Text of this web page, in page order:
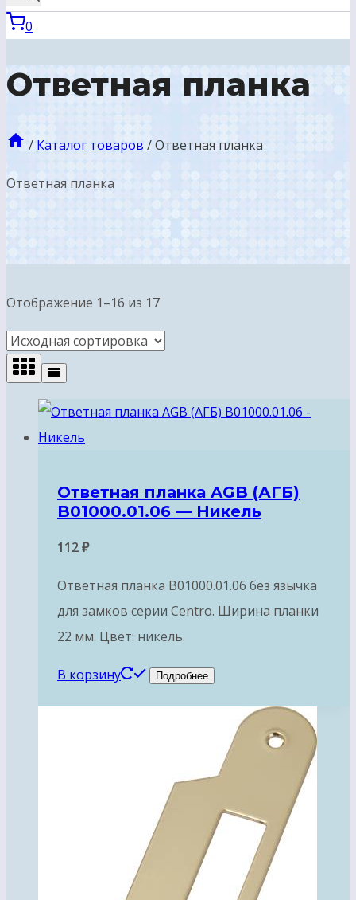
0
Ответная планка
/ Каталог товаров /Ответная планка
Ответная планка
Отображение 1–16 из 17
Ответная планка AGB (АГБ)
B01000.01.06 — Никель
112₽
Ответная планка B01000.01.06 без язычка
для замков серии Centro. Ширина планки
22 мм. Цвет: никель.
В корзину Подробнее